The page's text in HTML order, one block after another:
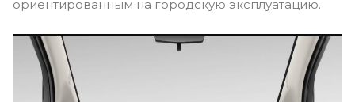
ориентированным на городскую эксплуатацию.